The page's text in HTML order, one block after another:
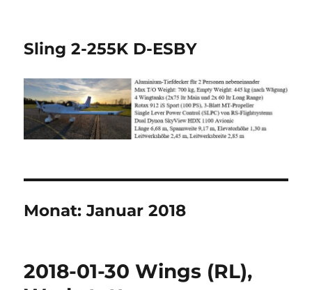
Sling 2-255K D-ESBY
Monat:Januar 2018
2018-01-30 Wings (RL),